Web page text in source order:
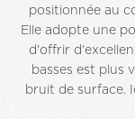
positionnée au
Elle adopte une
d'offrir
basses est plus
bruit de surface.